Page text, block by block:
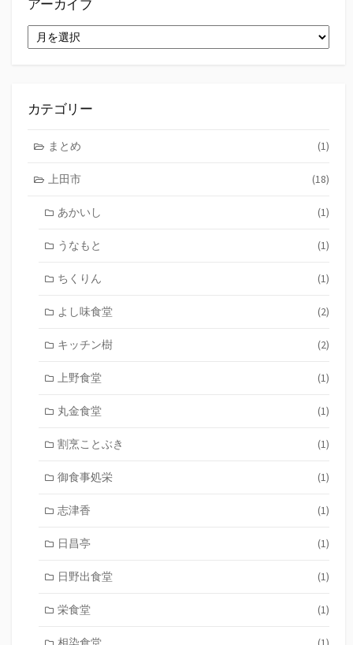
アーカイブ
ー
カテゴリー
まとめ (1)
上田市 (18)
あかいし (1)
うなもと (1)
ちくりん (1)
よし味食堂 (2)
キッチン樹 (2)
上野食堂 (1)
丸金食堂 (1)
割烹ことぶき (1)
御食事処栄 (1)
志津香 (1)
日昌亭 (1)
日野出食堂 (1)
栄食堂 (1)